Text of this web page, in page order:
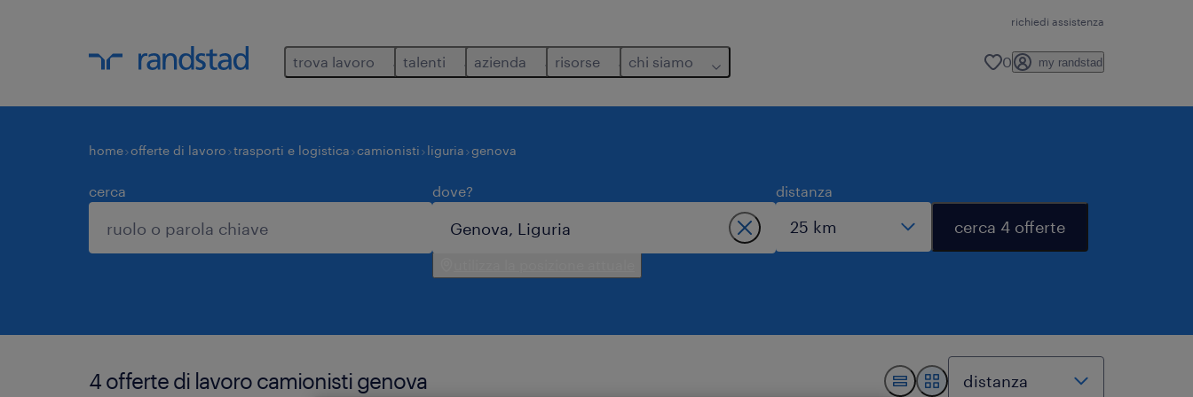
richiedi assistenza
trova lavoro talenti azienda risorse chi siamo 0 my randstad
home offerte di lavoro trasporti e logistica camionisti liguria genova
cerca dove? distanza
cerca 4 offerte
4 offerte di lavoro camionisti genova